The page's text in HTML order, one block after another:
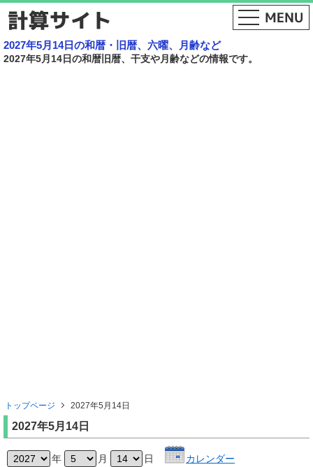
2027年5月14日の和暦・旧暦、六曜、月齢など
2027年5月14日の和暦旧暦、干支や月齢などの情報です。
トップページ 2027年5月14日
2027年5月14日
年 月 日 カレンダー